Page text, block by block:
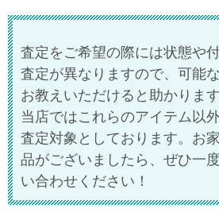
査定をご希望の際には状態や
査定が異なりますので、可能
お教えいただけると助かります
当店ではこれらのアイテム以
査定対象としております。お
品がございましたら、ぜひ一
い合わせください！